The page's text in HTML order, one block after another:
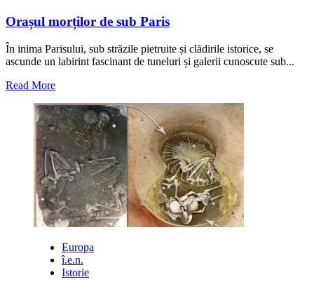
Orașul morților de sub Paris
În inima Parisului, sub străzile pietruite și clădirile istorice, se
ascunde un labirint fascinant de tuneluri și galerii cunoscute sub...
Read MoreRead
about
Orașul
morților
de
sub
Paris
Europa
î.e.n.
Istorie